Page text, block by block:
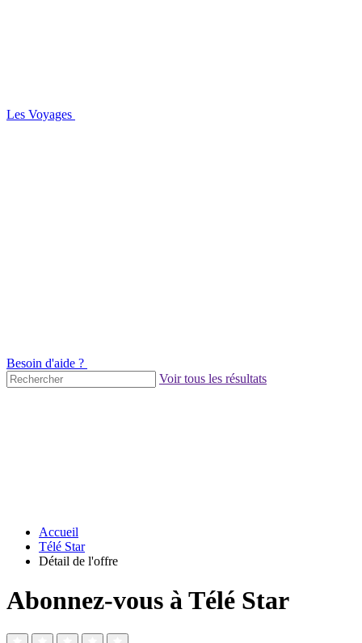
Les Voyages
Besoin d'aide ?
Voir tous les résultats
Accueil
Télé Star
Détail de l'offre
Abonnez-vous à Télé Star